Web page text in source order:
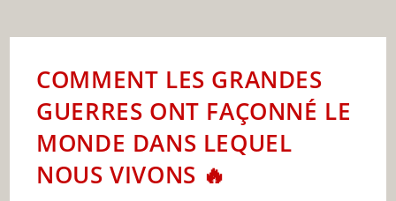
COMMENT LES GRANDES
GUERRES ONT FAÇONNÉ LE
MONDE DANS LEQUEL
NOUS VIVONS 🔥